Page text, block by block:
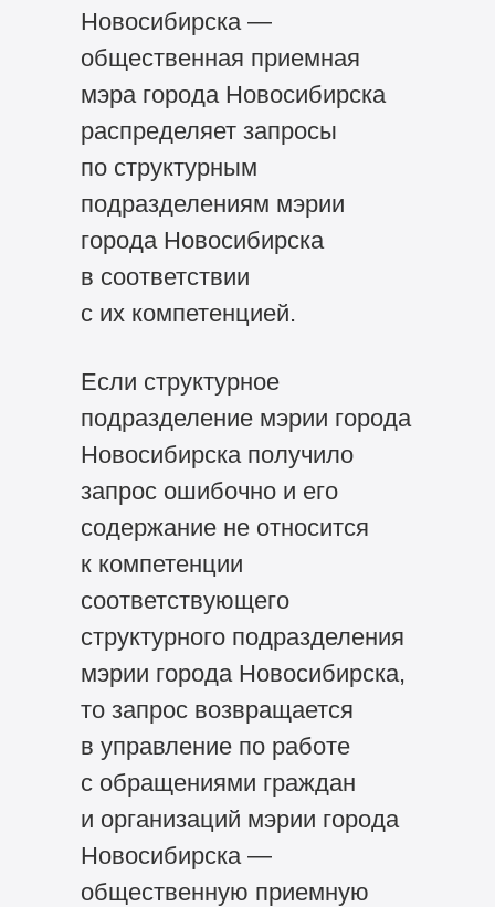
Новосибирска —
общественная приемная
мэра города Новосибирска
распределяет запросы
по структурным
подразделениям мэрии
города Новосибирска
в соответствии
с их компетенцией.
Если структурное
подразделение мэрии города
Новосибирска получило
запрос ошибочно и его
содержание не относится
к компетенции
соответствующего
структурного подразделения
мэрии города Новосибирска,
то запрос возвращается
в управление по работе
с обращениями граждан
и организаций мэрии города
Новосибирска —
общественную приемную